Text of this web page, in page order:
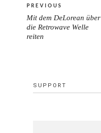
PREVIOUS
PREVIOUS
POST:
Mit dem DeLorean über
die Retrowave Welle
reiten
SUPPORT